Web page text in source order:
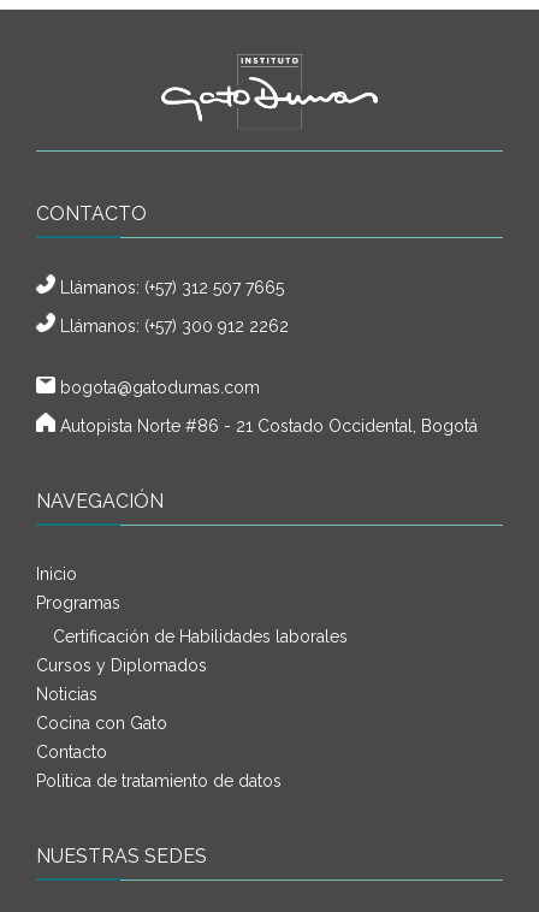
CONTACTO
Llámanos: (+57) 312 507 7665
Llámanos: (+57) 300 912 2262
bogota@gatodumas.com
Autopista Norte #86 - 21 Costado Occidental, Bogotá
NAVEGACIÓN
Inicio
Programas
Certificación de Habilidades laborales
Cursos y Diplomados
Noticias
Cocina con Gato
Contacto
Política de tratamiento de datos
NUESTRAS SEDES